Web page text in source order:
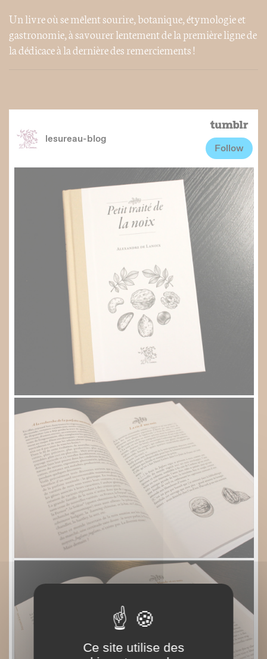
Un livre où se mêlent sourire, botanique, étymologie et
gastronomie, à savourer lentement de la première ligne de
la dédicace à la dernière des remerciements !
Ce site utilise des